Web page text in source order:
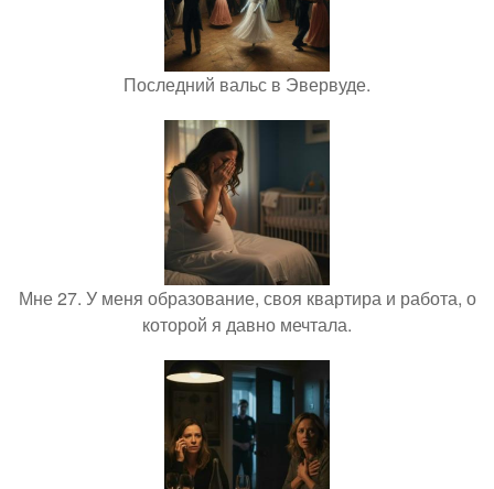
Последний вальс в Эвервуде.
Мне 27. У меня образование, своя квартира и работа, о
которой я давно мечтала.